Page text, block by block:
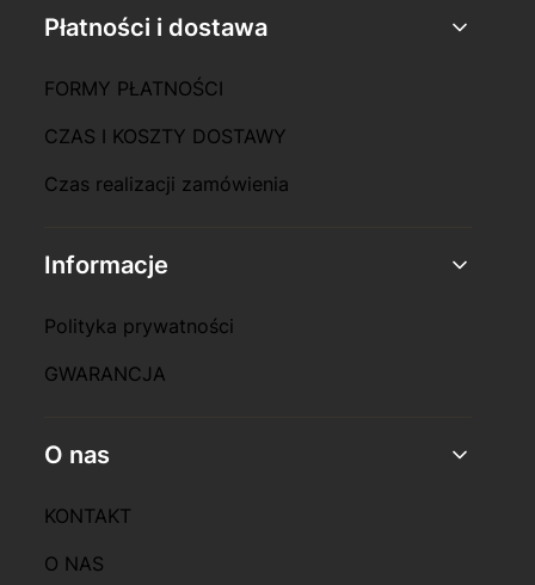
Płatności i dostawa
FORMY PŁATNOŚCI
CZAS I KOSZTY DOSTAWY
Czas realizacji zamówienia
Informacje
Polityka prywatności
GWARANCJA
O nas
KONTAKT
O NAS